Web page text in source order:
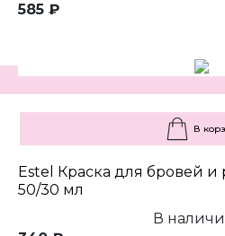
585 ₽
В
Estel Краска для бровей и
50/30 мл
В